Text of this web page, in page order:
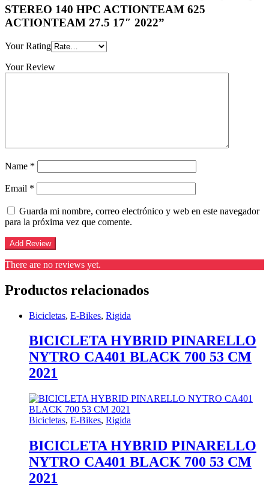
STEREO 140 HPC ACTIONTEAM 625
ACTIONTEAM 27.5 17″ 2022”
Your Rating
Your Review
Name *
Email *
Guarda mi nombre, correo electrónico y web en este navegador
para la próxima vez que comente.
There are no reviews yet.
Productos relacionados
Bicicletas, E-Bikes, Rigida
BICICLETA HYBRID PINARELLO
NYTRO CA401 BLACK 700 53 CM
2021
Bicicletas, E-Bikes, Rigida
BICICLETA HYBRID PINARELLO
NYTRO CA401 BLACK 700 53 CM
2021